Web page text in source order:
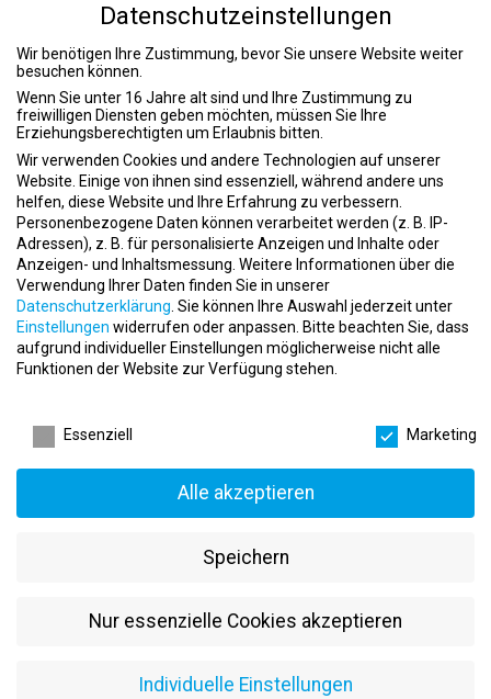
Bewegung und Genesung:
Physiotherapeuten Jobs für mehr
Lebensqualität
Die Welt der Physiotherapeuten Jobs bietet eine Vielzahl von
faszinierenden Möglichkeiten, Menschen dabei zu unterstützen,
ihre Bewegungsfreiheit zurückzugewinnen und ihre
Lebensqualität zu verbessern. Als Physiotherapeut spielst du eine
bedeutende Rolle bei der Rehabilitation und Betreuung von
Patienten, die von Verletzungen oder körperlichen
Beeinträchtigungen betroffen sind. Mit einfühlsamer Betreuung
dabei, wieder in Bewegung zu kommen. Lass uns einen
genaueren Blick auf die spannenden Physiotherapeuten Jobs
werfen.
1. Klinische Physiotherapeuten – Heilung und Genesung
Kliniken tätig und begleitest Patienten auf ihrem Weg zur
gezielte Übungen ein, um ihre körperliche Gesundheit
2. Ambulante Physiotherapeuten – Betreuung vor Ort
Datenschutzeinstellungen
Wir benötigen Ihre Zustimmung, bevor Sie unsere Website weiter
besuchen können.
Wenn Sie unter 16 Jahre alt sind und Ihre Zustimmung zu
freiwilligen Diensten geben möchten, müssen Sie Ihre
Erziehungsberechtigten um Erlaubnis bitten.
Wir verwenden Cookies und andere Technologien auf unserer
Website. Einige von ihnen sind essenziell, während andere uns
helfen, diese Website und Ihre Erfahrung zu verbessern.
Personenbezogene Daten können verarbeitet werden (z. B. IP-
Adressen), z. B. für personalisierte Anzeigen und Inhalte oder
Anzeigen- und Inhaltsmessung. Weitere Informationen über die
Verwendung Ihrer Daten finden Sie in unserer
Datenschutzerklärung. Sie können Ihre Auswahl jederzeit unter
Einstellungen widerrufen oder anpassen. Bitte beachten Sie, dass
aufgrund individueller Einstellungen möglicherweise nicht alle
Funktionen der Website zur Verfügung stehen.
Essenziell
Marketing
Alle akzeptieren
Speichern
Nur essenzielle Cookies akzeptieren
Individuelle Einstellungen